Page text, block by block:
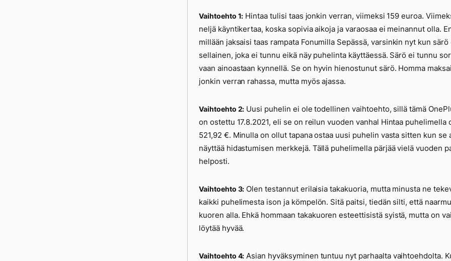
Vaihtoehto 1: Hintaa tulisi taas jonkin verran, viimeksi 159 euroa.
neljä käyntikertaa, koska sopivia aikoja ja varaosaa ei meinannut olla.
millään jaksaisi taas rampata Fonumilla Sepässä, varsinkin nyt kun särö
sellainen, joka ei tunnu eikä näy puhelinta käyttäessä. Särö ei tunnu
vaan ainoastaan kynnellä. Se on hyvin hienostunut särö. Homma
jonkin verran rahassa, mutta myös ajassa.
Vaihtoehto 2: Uusi puhelin ei ole todellinen vaihtoehto, sillä tämä
on ostettu 17.8.2021, eli se on reilun vuoden vanhal Hintaa puhelimella
521,92 €. Minulla on ollut tapana ostaa uusi puhelin vasta sitten kun se
näyttää hidastumisen merkkejä. Tällä puhelimella pärjää vielä vuoden
helposti.
Vaihtoehto 3: Olen testannut erilaisia takakuoria, mutta minusta ne
kaikki puhelimesta ison ja kömpelön. Sitä paitsi, tiedän silti, että
kuoren alla. Ehkä hommaan takakuoren esteettisistä syistä, mutta on
löytää hyvää.
Vaihtoehto 4: Asian hyväksyminen tuntuu nyt parhaalta vaihtoehdolta.